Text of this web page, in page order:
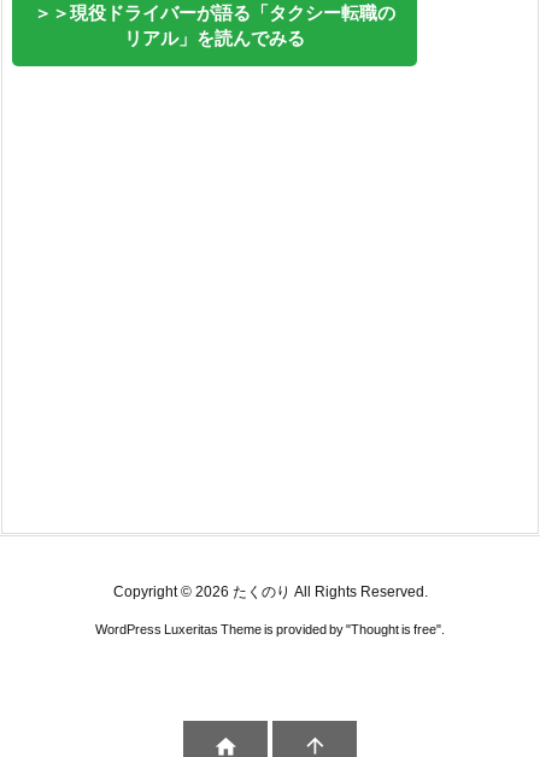
＞＞現役ドライバーが語る「タクシー転職の
リアル」を読んでみる
Copyright © 2026 たくのり All Rights Reserved.
WordPress Luxeritas Theme is provided by "Thought is free".
 